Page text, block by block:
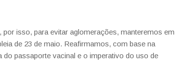
isso, para evitar aglomerações, manteremos em
de 23 de maio. Reafirmamos, com base na
passaporte vacinal e o imperativo do uso de